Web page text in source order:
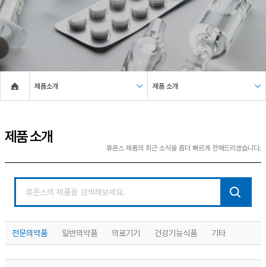
제품소개 제품 소개
제품 소개
휴온스 제품의 최근 소식을 좀더 빠르게 전해드리겠습니다.
전문의약품 일반의약품 의료기기 건강기능식품 기타